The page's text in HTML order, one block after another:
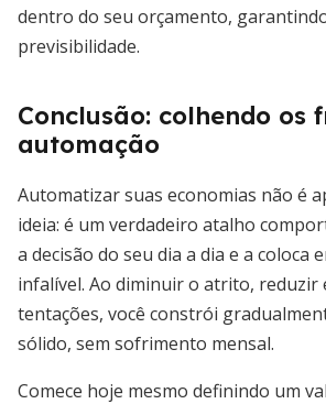
dentro do seu orçamento,
previsibilidade.
Conclusão: colhendo os
automação
Automatizar suas economias não é
ideia: é um verdadeiro atalho
a decisão do seu dia a dia e a coloca
infalível. Ao diminuir o atrito, reduzir
tentações, você constrói
sólido, sem sofrimento mensal.
Comece hoje mesmo definindo um